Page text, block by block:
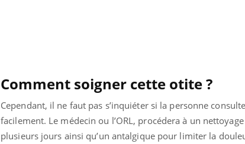
Comment soigner cette otite ?
Cependant, il ne faut pas s’inquiéter si la personne
facilement. Le médecin ou l’ORL, procédera à un
plusieurs jours ainsi qu’un antalgique pour limiter la